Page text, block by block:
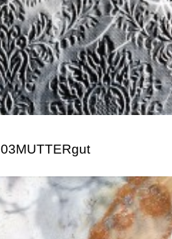
03MUTTERgut